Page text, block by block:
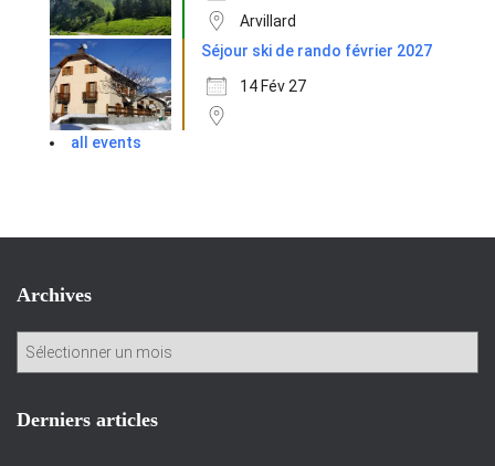
Arvillard
Séjour ski de rando février 2027
14 Fév 27
all events
Archives
h
Derniers articles